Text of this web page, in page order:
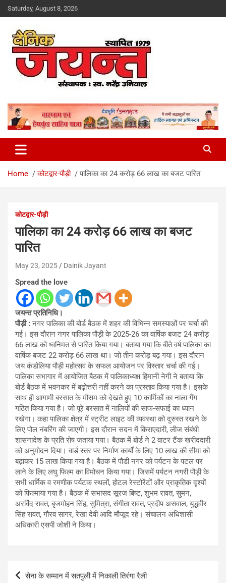
Skip
to
Saturday, August 8, 2026
Dainik Jayant
Home कोटद्वार-पौड़ी पालिका का 24 करोड़ 66 लाख का बजट पारित
कोटद्वार-पौड़ी
पालिका का 24 करोड़ 66 लाख का बजट
पारित
May 23, 2025 Dainik Jayant
Spread the love
जयन्त प्रतिनिधि।
पौड़ी :नगर पालिका की बोर्ड बैठक में शहर की विभिन्न समस्याओं पर चर्चा की
गई। इस दौरान नगर पालिका पौड़ी के 2025-26 का वार्षिक बजट 24 करोड़
66 लाख को ध्वनिमत से पारित किया गया। बताया गया कि बीते वर्ष पालिका का
वार्षिक बजट 22 करोड़ 66 लाख था। जो तीन करोड़ बढ़ गया। इस दौरान
जय कंडोलिया पौड़ी महोत्सव के सफल आयोजन पर विस्तार चर्चा की गई।
पालिका सभागार में आयोजित बैठक में पालिकाध्यक्ष हिमानी नेगी ने बताया कि
बोर्ड बैठक में भवनकर में बढ़ोत्तरी नहीं करने का प्रस्ताव किया गया है। इसके
साथ ही आगामी बरसात के मौसम को देखते हुए 10 कार्मिकों का नाला गैंग
गठित किया गया है। जो पूरे बरसात में नालियों की साफ-सफाई का ध्यान
रखेगा। कहा पालिका क्षेत्र में स्ट्रीट लाइट की व्यवस्था को दुरुस्त रखने के
लिए पोल नंबरिंग की जाएगी। इस दौरान सदन में किराएदारी, लीज संबंधी
शासनादेश के प्रति रोष जताया गया। बैठक मेें बोर्ड ने 2 वाटर टैंक खरीददारी
को अनुमोदन दिया। वार्ड स्तर पर निर्माण कार्यों के लिए 10 लाख की सीमा को
बढ़ाकर 15 लाख किया गया है। बैठक में पौडी नगर को पर्यटन के पटल पर
लाने के लिए लघु फिल्म का विमोचन किया गया। जिसमें पर्यटन नगरी पौड़ी के
सभी धार्मिक व रमणीक पर्यटक स्थलों, होटल रेस्टोरेंटों और प्राकृतिक दृश्यों
को फिल्माया गया है। बैठक में सभासद सूरज बिष्ट, शुभम रावत, सुमन,
अरविंद रावत, बृजमोहन सिंह, सुमित्रा, संगीता रावत, प्रदीप असवाल, युद्धवीर
सिंह रावत, गौरव सागर, रेखा देवी आदि मौजूद रहे। संचालन अधिशासी
अधिकारी एसपी जोशी ने किया।
Post
सेना के सम्मान में सतपुली में निकाली तिरंगा रैली